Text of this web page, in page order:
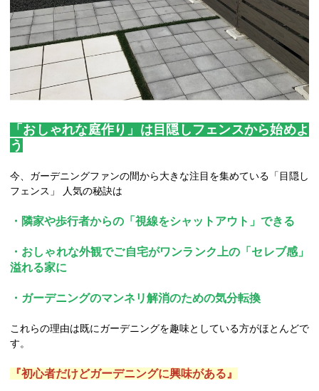
「おしゃれな庭作り」は目隠しフェンスから始めよ
う
今、ガーデニングファンの間から大きな注目を集めている「目隠し
フェンス」 人気の秘訣は
・隣家や歩行者からの「視線をシャットアウト」できる
・おしゃれな外観でご自宅がワンランク上の「セレブ感」
溢れる家に
・ガーデニングのマンネリ解消のための気分転換
これらの理由は既にガーデニングを趣味としている方がほとんどで
す。
『初心者だけどガーデニングに興味がある』